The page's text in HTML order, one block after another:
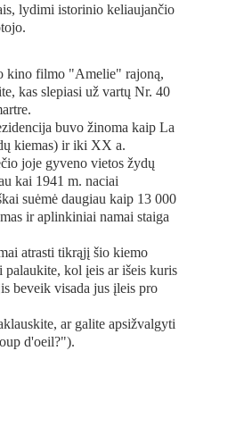
lydimi istorinio keliaujančio
kino filmo "Amelie" rajoną,
kas slepiasi už vartų Nr. 40
buvo žinoma kaip La
kiemas) ir iki XX a.
joje gyveno vietos žydų
kai 1941 m. naciai
suėmė daugiau kaip 13 000
ir aplinkiniai namai staiga
atrasti tikrąjį šio kiemo
palaukite, kol įeis ar išeis kuris
beveik visada jus įleis pro
ar galite apsižvalgyti
d'oeil?").